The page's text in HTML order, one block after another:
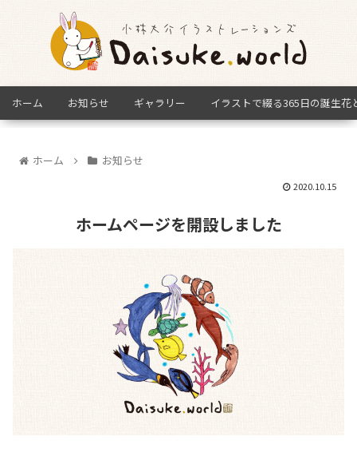
ホーム お知らせ ギャラリー イラストで綴る365日の誕生花
ホーム お知らせ
ホームページを開設しました
2020.10.15